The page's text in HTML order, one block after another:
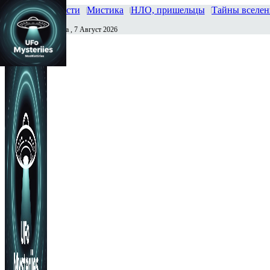
Главная Новости Мистика НЛО, пришельцы Тайны
Сегодня Пятница , 7 Август 2026